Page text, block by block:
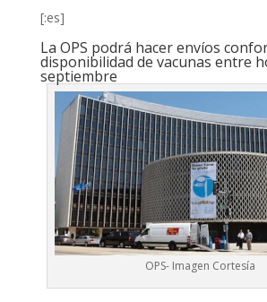
[:es]
La OPS podrá hacer envíos
disponibilidad de vacunas entre
septiembre
OPS- Imagen Cortesía